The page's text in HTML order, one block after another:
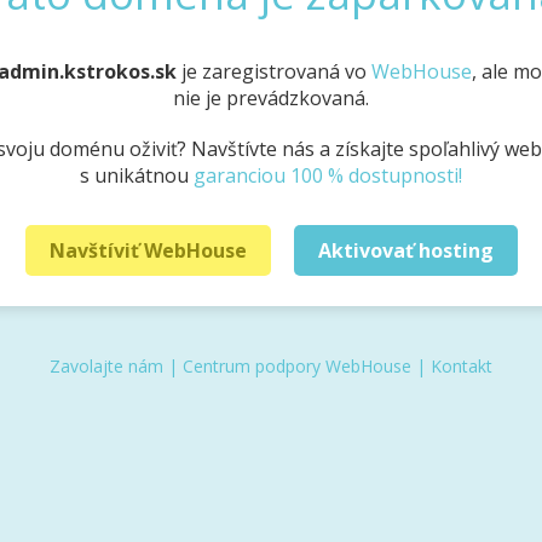
admin.kstrokos.skje zaregistrovaná vo WebHouse, ale
nie je prevádzkovaná.
doménu oživiť? Navštívte nás a získajte spoľahlivý
s unikátnou garanciou 100 % dostupnosti!
Navštíviť WebHouse Aktivovať hosting
Zavolajte nám | Centrum podpory WebHouse | Kontakt